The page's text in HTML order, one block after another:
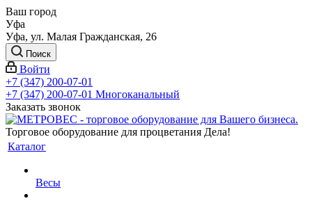
Ваш город
Уфа
Уфа, ул. Малая Гражданская, 26
Поиск
Войти
+7 (347) 200-07-01
+7 (347) 200-07-01 Многоканальный
Заказать звонок
Торговое оборудование для процветания Дела!
Каталог
Весы